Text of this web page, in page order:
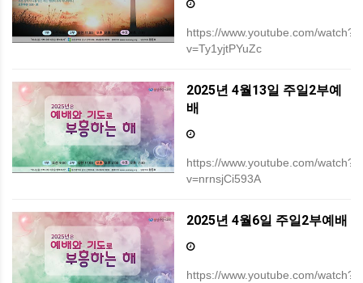
https://www.youtube.com/watch?
v=Ty1yjtPYuZc
2025년 4월13일 주일2부예
배
https://www.youtube.com/watch?
v=nrnsjCi593A
2025년 4월6일 주일2부예배
https://www.youtube.com/watch?